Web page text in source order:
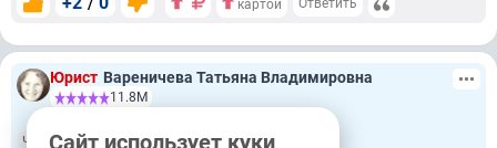
/ картой Ответить
Юрист Вареничева Татьяна Владимировна
11.8М
Чат Подписаться
Сайт использует куки